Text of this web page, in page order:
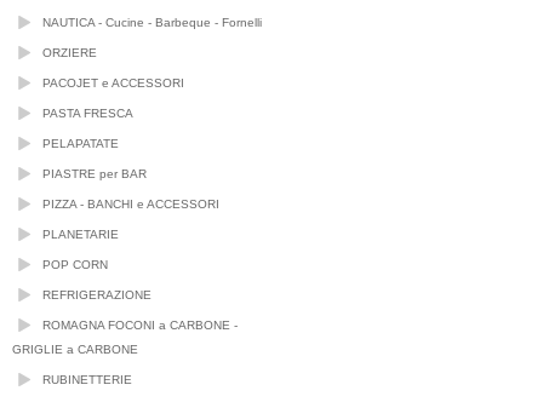
NAUTICA - Cucine - Barbeque - Fornelli
ORZIERE
PACOJET e ACCESSORI
PASTA FRESCA
PELAPATATE
PIASTRE per BAR
PIZZA - BANCHI e ACCESSORI
PLANETARIE
POP CORN
REFRIGERAZIONE
ROMAGNA FOCONI a CARBONE -
GRIGLIE a CARBONE
RUBINETTERIE